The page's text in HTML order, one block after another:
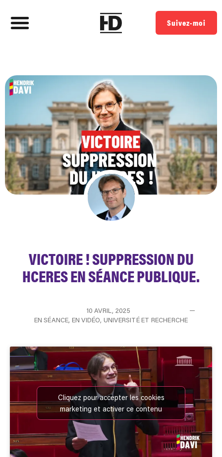
Suivez-moi
VICTOIRE ! SUPPRESSION DU
HCERES EN SÉANCE PUBLIQUE.
10 AVRIL, 2025
EN SÉANCE, EN VIDÉO, UNIVERSITÉ ET RECHERCHE
Cliquez pour accepter les cookies
marketing et activer ce contenu